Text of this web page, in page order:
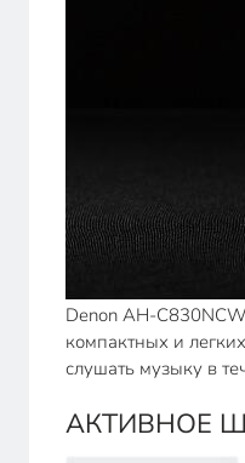
Denon AH-
компактных и
слушать музыку в
АКТИВНОЕ